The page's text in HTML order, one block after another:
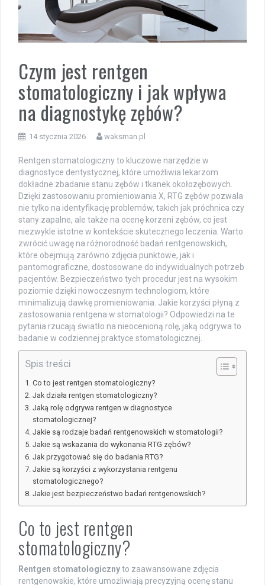
Czym jest rentgen
stomatologiczny i jak wpływa
na diagnostykę zębów?
14 stycznia 2026 waksman.pl
Rentgen stomatologiczny to kluczowe narzędzie w
diagnostyce dentystycznej, które umożliwia lekarzom
dokładne zbadanie stanu zębów i tkanek okołozębowych.
Dzięki zastosowaniu promieniowania X, RTG zębów pozwala
nie tylko na identyfikację problemów, takich jak próchnica czy
stany zapalne, ale także na ocenę korzeni zębów, co jest
niezwykle istotne w kontekście skutecznego leczenia. Warto
zwrócić uwagę na różnorodność badań rentgenowskich,
które obejmują zarówno zdjęcia punktowe, jak i
pantomograficzne, dostosowane do indywidualnych potrzeb
pacjentów. Bezpieczeństwo tych procedur jest na wysokim
poziomie dzięki nowoczesnym technologiom, które
minimalizują dawkę promieniowania. Jakie korzyści płyną z
zastosowania rentgena w stomatologii? Odpowiedzi na te
pytania rzucają światło na nieocenioną rolę, jaką odgrywa to
badanie w codziennej praktyce stomatologicznej.
Spis treści
Co to jest rentgen stomatologiczny?
Jak działa rentgen stomatologiczny?
Jaką rolę odgrywa rentgen w diagnostyce
stomatologicznej?
Jakie są rodzaje badań rentgenowskich w stomatologii?
Jakie są wskazania do wykonania RTG zębów?
Jak przygotować się do badania RTG?
Jakie są korzyści z wykorzystania rentgenu
stomatologicznego?
Jakie jest bezpieczeństwo badań rentgenowskich?
Co to jest rentgen
stomatologiczny?
Rentgen stomatologicznyto zaawansowane zdjęcia
rentgenowskie, które umożliwiają precyzyjną ocenę stanu